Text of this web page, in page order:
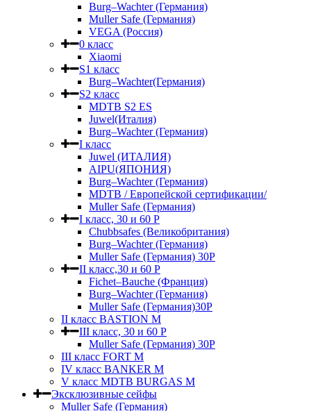
Burg–Wachter (Германия)
Muller Safe (Германия)
VEGA (Россия)
0 класс
Xiaomi
S1 класс
Burg–Wachter(Германия)
S2 класс
MDTB S2 ES
Juwel(Италия)
Burg–Wachter (Германия)
I класс
Juwel (ИТАЛИЯ)
AIPU(ЯПОНИЯ)
Burg–Wachter (Германия)
MDTB / Европейской сертификации/
Muller Safe (Германия)
I класс, 30 и 60 P
Chubbsafes (Великобритания)
Burg–Wachter (Германия)
Muller Safe (Германия) 30Р
II класс,30 и 60 P
Fichet–Bauche (Франция)
Burg–Wachter (Германия)
Muller Safe (Германия)30P
II класс BASTION M
III класс, 30 и 60 P
Muller Safe (Германия) 30Р
III класс FORT M
IV класс BANKER M
V класс МDTB BURGAS M
Эксклюзивные сейфы
Muller Safe (Германия)